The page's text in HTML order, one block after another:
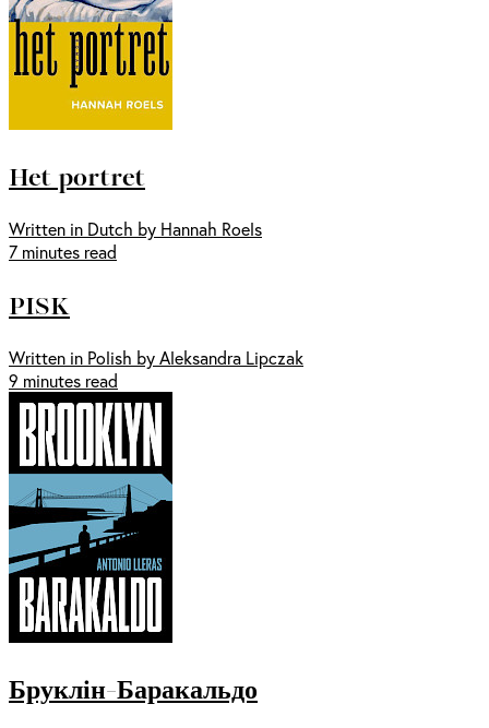
Het portret
Written in Dutch by Hannah Roels
7 minutes read
PISK
Written in Polish by Aleksandra Lipczak
9 minutes read
Бруклін-Баракальдо